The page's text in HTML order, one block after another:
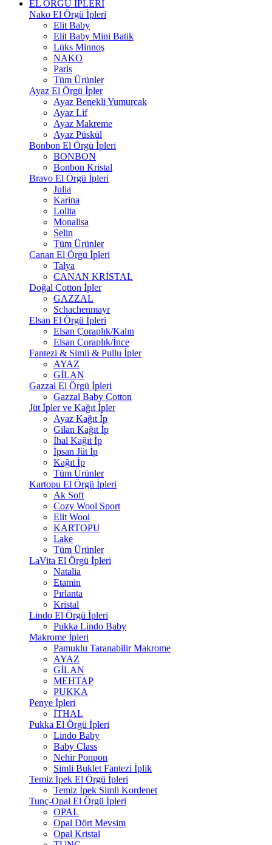
EL ÖRGÜ İPLERİ
Nako El Örgü İpleri
Elit Baby
Elit Baby Mini Batik
Lüks Minnoş
NAKO
Paris
Tüm Ürünler
Ayaz El Örgü İpler
Ayaz Benekli Yumurcak
Ayaz Lif
Ayaz Makreme
Ayaz Püskül
Bonbon El Örgü İpleri
BONBON
Bonbon Kristal
Bravo El Örgü İpleri
Julia
Karina
Lolita
Monalisa
Selin
Tüm Ürünler
Canan El Örgü İpleri
Talya
CANAN KRİSTAL
Doğal Cotton İpler
GAZZAL
Schachenmayr
Elsan El Örgü İpleri
Elsan Çoraplık/Kalın
Elsan Çoraplık/İnce
Fantezi & Simli & Pullu İpler
AYAZ
GİLAN
Gazzal El Örgü İpleri
Gazzal Baby Cotton
Jüt İpler ve Kağıt İpler
Ayaz Kağıt İp
Gilan Kağıt İp
İhal Kağıt İp
İpsan Jüt İp
Kağıt İp
Tüm Ürünler
Kartopu El Örgü İpleri
Ak Soft
Cozy Wool Sport
Elit Wool
KARTOPU
Lake
Tüm Ürünler
LaVita El Örgü İpleri
Natalia
Etamin
Pırlanta
Kristal
Lindo El Örgü İpleri
Pukka Lindo Baby
Makrome İpleri
Pamuklu Taranabilir Makrome
AYAZ
GİLAN
MEHTAP
PUKKA
Penye İpleri
İTHAL
Pukka El Örgü İpleri
Lindo Baby
Baby Class
Nehir Ponpon
Simli Buklet Fantezi İplik
Temiz İpek El Örgü İpleri
Temiz İpek Simli Kordenet
Tunç-Opal El Örgü İpleri
OPAL
Opal Dört Mevsim
Opal Kristal